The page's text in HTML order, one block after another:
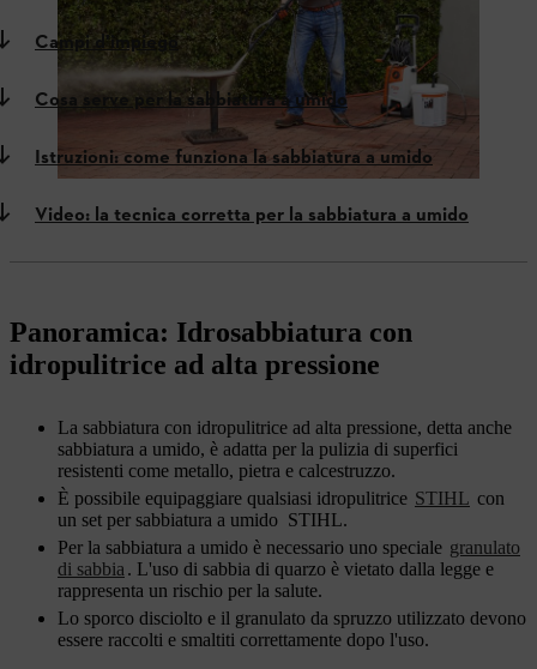
Campi d'impiego
Cosa serve per la sabbiatura a umido
Istruzioni: come funziona la sabbiatura a umido
Video: la tecnica corretta per la sabbiatura a umido
Panoramica: Idrosabbiatura con
idropulitrice ad alta pressione
La sabbiatura con idropulitrice ad alta pressione, detta anche
sabbiatura a umido, è adatta per la pulizia di superfici
resistenti come metallo, pietra e calcestruzzo.
È possibile equipaggiare qualsiasi idropulitrice STIHL con
un set per sabbiatura a umido STIHL.
Per la sabbiatura a umido è necessario uno speciale granulato
di sabbia . L'uso di sabbia di quarzo è vietato dalla legge e
rappresenta un rischio per la salute.
Lo sporco disciolto e il granulato da spruzzo utilizzato devono
essere raccolti e smaltiti correttamente dopo l'uso.